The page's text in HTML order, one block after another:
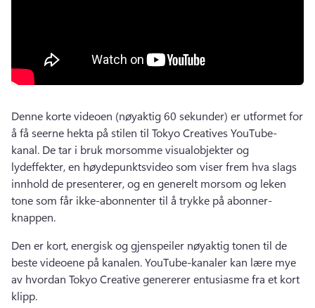
Denne korte videoen (nøyaktig 60 sekunder) er utformet for
å få seerne hekta på stilen til Tokyo Creatives YouTube-
kanal. De tar i bruk morsomme visualobjekter og
lydeffekter, en høydepunktsvideo som viser frem hva slags
innhold de presenterer, og en generelt morsom og leken
tone som får ikke-abonnenter til å trykke på abonner-
knappen.
Den er kort, energisk og gjenspeiler nøyaktig tonen til de
beste videoene på kanalen. YouTube-kanaler kan lære mye
av hvordan Tokyo Creative genererer entusiasme fra et kort
klipp.